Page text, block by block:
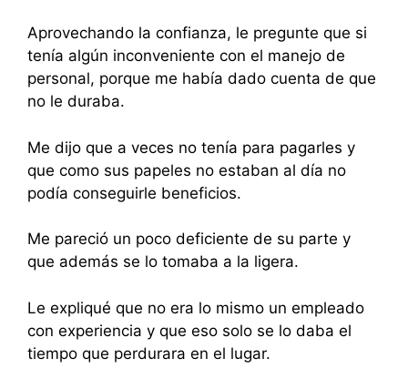
Aprovechando la confianza, le pregunte que si
tenía algún inconveniente con el manejo de
personal, porque me había dado cuenta de que
no le duraba.
Me dijo que a veces no tenía para pagarles y
que como sus papeles no estaban al día no
podía conseguirle beneficios.
Me pareció un poco deficiente de su parte y
que además se lo tomaba a la ligera.
Le expliqué que no era lo mismo un empleado
con experiencia y que eso solo se lo daba el
tiempo que perdurara en el lugar.